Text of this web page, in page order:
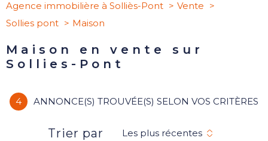
Agence immobilière à Solliès-Pont
Vente
Sollies pont
Maison
Maison en vente sur
Sollies-Pont
4 ANNONCE(S) TROUVÉE(S) SELON VOS CRITÈRES
Trier par Les plus récentes